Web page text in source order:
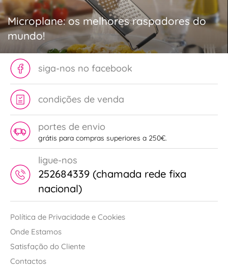
Microplane: os melhores raspadores do
mundo!
siga-nos no facebook
condições de venda
portes de envio
grátis para compras superiores a 250€.
ligue-nos
252684339 (chamada rede fixa
nacional)
Política de Privacidade e Cookies
Onde Estamos
Satisfação do Cliente
Contactos